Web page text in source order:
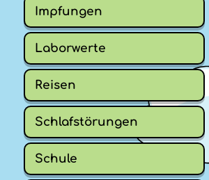
Impfungen
Laborwerte
Reisen
Schlafstörungen
Schule